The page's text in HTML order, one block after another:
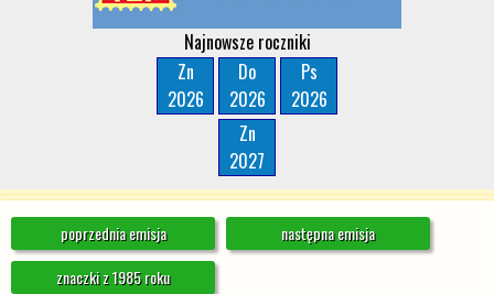
Najnowsze roczniki
Zn
2026
Do
2026
Ps
2026
Zn
2027
poprzednia emisja
następna emisja
znaczki z 1985 roku